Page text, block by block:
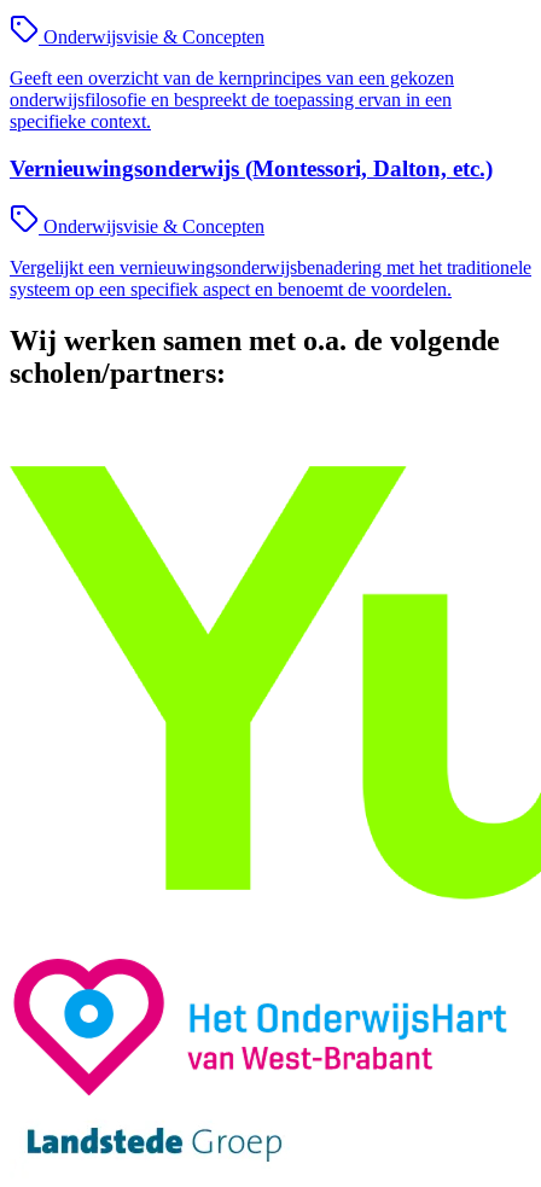
Onderwijsvisie & Concepten
Geeft een overzicht van de kernprincipes van een gekozen
onderwijsfilosofie en bespreekt de toepassing ervan in een
specifieke context.
Vernieuwingsonderwijs (Montessori, Dalton, etc.)
Onderwijsvisie & Concepten
Vergelijkt een vernieuwingsonderwijsbenadering met het traditionele
systeem op een specifiek aspect en benoemt de voordelen.
Wij werken samen met o.a. de volgende
scholen/partners: